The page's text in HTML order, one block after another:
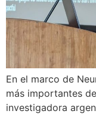
En el marco de
más importantes
investigadora